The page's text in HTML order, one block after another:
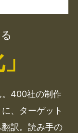
。400社の制作
、ターゲット
訳。読み手の